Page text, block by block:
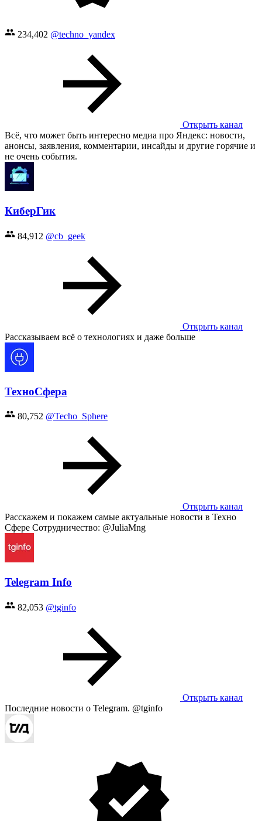
234,402 @techno_yandex
Открыть канал
Всё, что может быть интересно медиа про Яндекс: новости,
анонсы, заявления, комментарии, инсайды и другие горячие и
не очень события.
КиберГик
84,912 @cb_geek
Открыть канал
Рассказываем всё о технологиях и даже больше
ТехноСфера
80,752 @Techo_Sphere
Открыть канал
Расскажем и покажем самые актуальные новости в Техно
Сфере Сотрудничество: @JuliaMng
Telegram Info
82,053 @tginfo
Открыть канал
Последние новости о Telegram. @tginfo